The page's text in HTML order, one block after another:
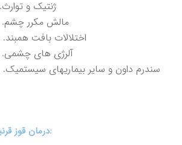
1 .ژنتيک و توارث
2 .مالش مکرر چشم
3 .اختلالات بافت همبند
4 .آلرژی های چشمی
5 .سندرم داون و ساير بيماريهای سيستميک
درمان قوز قرنيه: